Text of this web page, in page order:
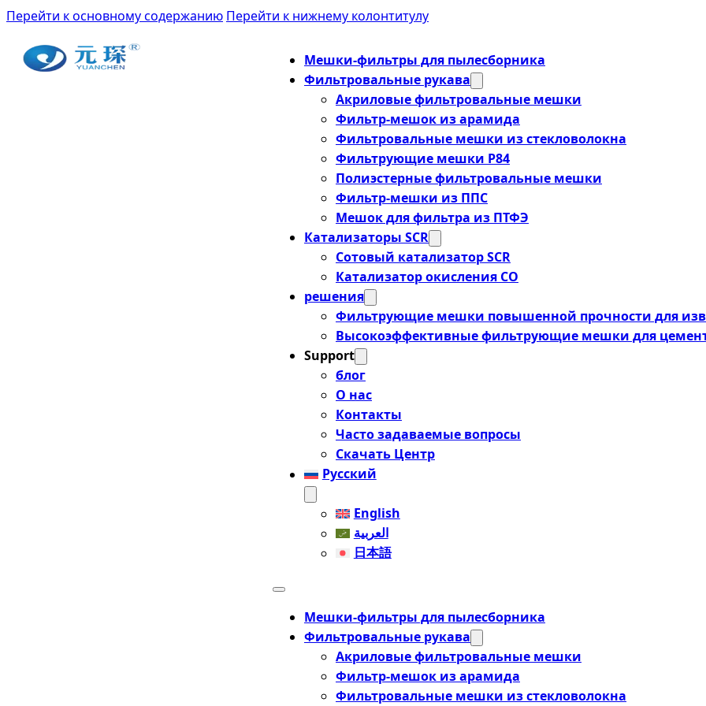
Перейти к основному содержанию Перейти к нижнему колонтитулу
Мешки-фильтры для пылесборника
Фильтровальные рукава
Акриловые фильтровальные мешки
Фильтр-мешок из арамида
Фильтровальные мешки из стекловолокна
Фильтрующие мешки P84
Полиэстерные фильтровальные мешки
Фильтр-мешки из ППС
Мешок для фильтра из ПТФЭ
Катализаторы SCR
Сотовый катализатор SCR
Катализатор окисления CO
решения
Фильтрующие мешки повышенной прочности для
Высокоэффективные фильтрующие мешки для
Support
блог
О нас
Контакты
Часто задаваемые вопросы
Скачать Центр
Русский
English
العربية
日本語
Мешки-фильтры для пылесборника
Фильтровальные рукава
Акриловые фильтровальные мешки
Фильтр-мешок из арамида
Фильтровальные мешки из стекловолокна